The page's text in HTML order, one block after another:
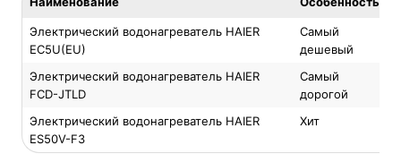
Электрический водонагреватель HAIER
EC5U(EU)
Самый
дешевый
Электрический водонагреватель HAIER
FCD-JTLD
Самый
дорогой
Электрический водонагреватель HAIER
ES50V-F3
Хит